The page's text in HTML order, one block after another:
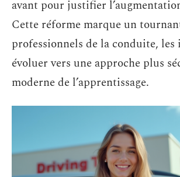
avant pour justifier
Cette réforme marque un
professionnels de la conduite,
évoluer vers une approche plus
moderne de l’apprentissage.